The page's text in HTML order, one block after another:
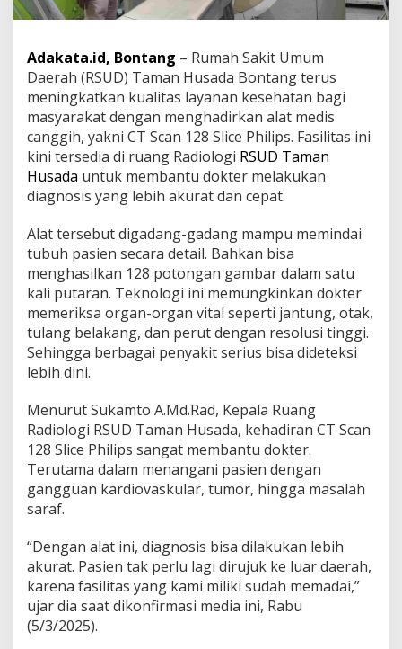
,
R
S
U
D
T
a
m
a
n
u
s
a
d
a
B
o
n
g
H
a
d
r
n
C
T
S
c
Adakata.id, Bontang – Rumah Sakit Umum
Daerah (RSUD) Taman Husada Bontang terus
meningkatkan kualitas layanan kesehatan bagi
masyarakat dengan menghadirkan alat medis
canggih, yakni CT Scan 128 Slice Philips. Fasilitas ini
kini tersedia di ruang Radiologi RSUD Taman
Husada untuk membantu dokter melakukan
diagnosis yang lebih akurat dan cepat.
Alat tersebut digadang-gadang mampu memindai
tubuh pasien secara detail. Bahkan bisa
menghasilkan 128 potongan gambar dalam satu
kali putaran. Teknologi ini memungkinkan dokter
memeriksa organ-organ vital seperti jantung, otak,
tulang belakang, dan perut dengan resolusi tinggi.
Sehingga berbagai penyakit serius bisa dideteksi
lebih dini.
Menurut Sukamto A.Md.Rad, Kepala Ruang
Radiologi RSUD Taman Husada, kehadiran CT Scan
128 Slice Philips sangat membantu dokter.
Terutama dalam menangani pasien dengan
gangguan kardiovaskular, tumor, hingga masalah
saraf.
“Dengan alat ini, diagnosis bisa dilakukan lebih
akurat. Pasien tak perlu lagi dirujuk ke luar daerah,
karena fasilitas yang kami miliki sudah memadai,”
ujar dia saat dikonfirmasi media ini, Rabu
(5/3/2025).